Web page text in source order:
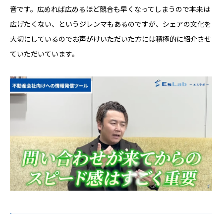
音です。広めれば広めるほど競合も早くなってしまうので本来は
広げたくない、というジレンマもあるのですが、シェアの文化を
大切にしているのでお声がけいただいた方には積極的に紹介させ
ていただいています。